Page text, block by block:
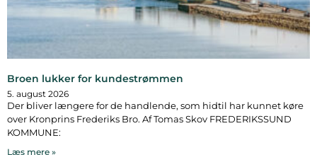
Broen lukker for kundestrømmen
5. august 2026
Der bliver længere for de handlende, som hidtil har kunnet køre
over Kronprins Frederiks Bro. Af Tomas Skov FREDERIKSSUND
KOMMUNE:
Læs mere »